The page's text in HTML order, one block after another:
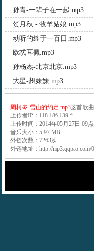
孙青-一辈子在一起.mp3
贺月秋 - 牧羊姑娘.mp3
动听的终于一百日.mp3
欧忒耳佩.mp3
孙杨杰-北京北京.mp3
大星-想妹妹.mp3
周柯岑-雪山的约定.mp3这首歌
上传者IP：118.186.139.*
上传时间：2014年05月27日 09
音乐大小：5.97 MB
外链次数：7263次
外链地址：http://mp3.qqpao.com/